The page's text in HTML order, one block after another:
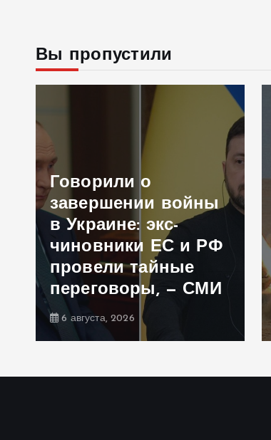
Вы пропустили
Говорили о
завершении войны
в Украине: экс-
чиновники ЕС и РФ
провели тайные
переговоры, — СМИ
6 августа, 2026